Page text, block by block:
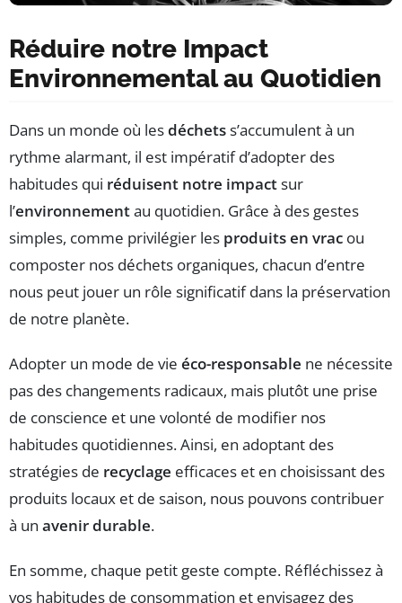
Réduire notre Impact
Environnemental au Quotidien
Dans un monde où lesdéchetss’accumulent à un
rythme alarmant, il est impératif d’adopter des
habitudes qui réduisent notre impactsur
l’environnementau quotidien. Grâce à des gestes
simples, comme privilégier les produits en vrac ou
composter nos déchets organiques, chacun d’entre
nous peut jouer un rôle significatif dans la préservation
de notre planète.
Adopter un mode de vie éco-responsable ne nécessite
pas des changements radicaux, mais plutôt une prise
de conscience et une volonté de modifier nos
habitudes quotidiennes. Ainsi, en adoptant des
stratégies de recyclage efficaces et en choisissant des
produits locaux et de saison, nous pouvons contribuer
à un avenir durable.
En somme, chaque petit geste compte. Réfléchissez à
vos habitudes de consommation et envisagez des